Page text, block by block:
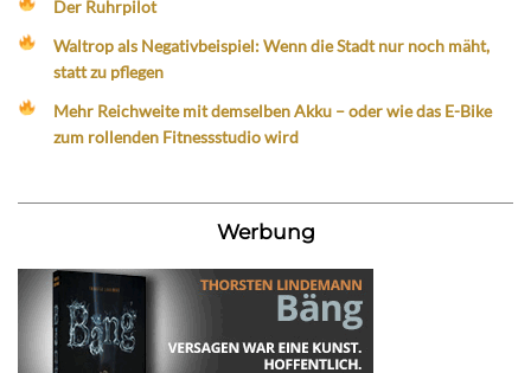
Der Ruhrpilot
Waltrop als Negativbeispiel: Wenn die Stadt nur noch mäht,
statt zu pflegen
Mehr Reichweite mit demselben Akku – oder wie das E-Bike
zum rollenden Fitnessstudio wird
Werbung